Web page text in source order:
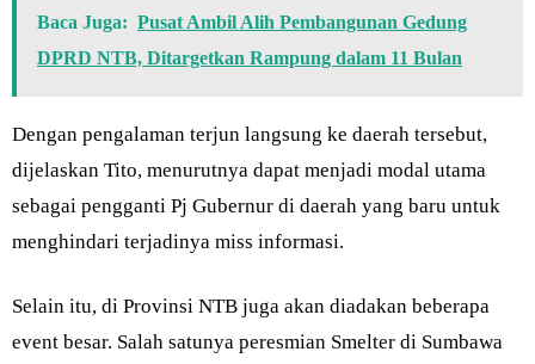
Baca Juga: Pusat Ambil Alih Pembangunan Gedung
DPRD NTB, Ditargetkan Rampung dalam 11 Bulan
Dengan pengalaman terjun langsung ke daerah tersebut,
dijelaskan Tito, menurutnya dapat menjadi modal utama
sebagai pengganti Pj Gubernur di daerah yang baru untuk
menghindari terjadinya miss informasi.
Selain itu, di Provinsi NTB juga akan diadakan beberapa
event besar. Salah satunya peresmian Smelter di Sumbawa